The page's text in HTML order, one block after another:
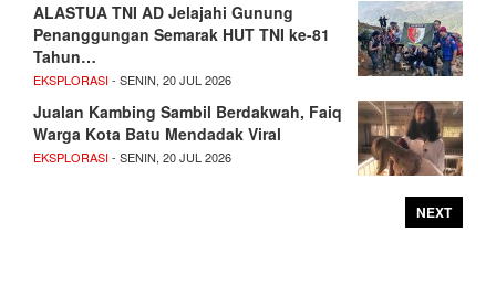
ALASTUA TNI AD Jelajahi Gunung
Penanggungan Semarak HUT TNI ke-81
Tahun…
EKSPLORASI- SENIN, 20 JUL 2026
Jualan Kambing Sambil Berdakwah, Faiq
Warga Kota Batu Mendadak Viral
EKSPLORASI- SENIN, 20 JUL 2026
NEXT